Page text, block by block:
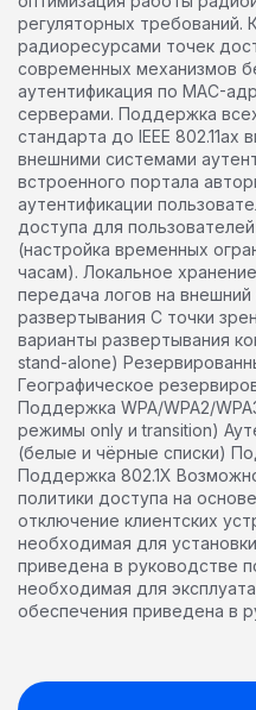
регуляторных требований.
радиоресурсами точек
современных механизмов
аутентификация по MAC-
серверами. Поддержка
стандарта до IEEE 802.11ax
внешними системами
встроенного портала
аутентификации
доступа для
(настройка временных
часам). Локальное
передача логов на
развертывания С точки
варианты развертывания
stand-alone)
Географическое
Поддержка WPA/WPA2/
режимы only и transition)
(белые и чёрные списки)
Поддержка 802.1X
политики доступа на
отключение клиентских
необходимая для
приведена в руководстве
необходимая для
обеспечения приведена в